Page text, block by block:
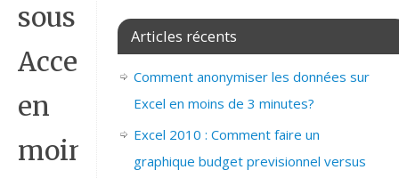
sous
Access
en
moins
Articles récents
Comment anonymiser les données sur
Excel en moins de 3 minutes?
Excel 2010 : Comment faire un
graphique budget previsionnel versus